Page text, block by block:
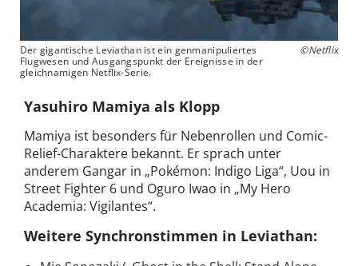
Der gigantische Leviathan ist ein genmanipuliertes
Flugwesen und Ausgangspunkt der Ereignisse in der
gleichnamigen Netflix-Serie.
©Netflix
Yasuhiro Mamiya als Klopp
Mamiya ist besonders für Nebenrollen und Comic-
Relief-Charaktere bekannt. Er sprach unter
anderem Gangar in „Pokémon: Indigo Liga“, Uou in
Street Fighter 6 und Oguro Iwao in „My Hero
Academia: Vigilantes“.
Weitere Synchronstimmen in Leviathan: